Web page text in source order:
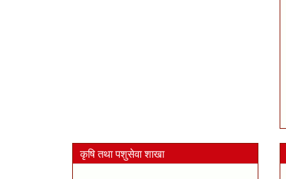
कृषि तथा पशुसेवा शाखा